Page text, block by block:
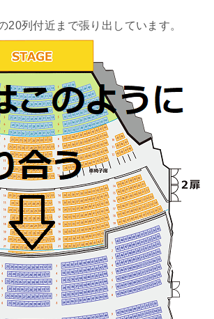
列付近まで張り出しています。